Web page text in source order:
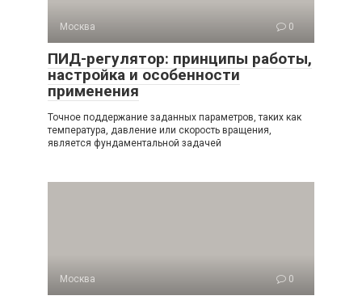
Москва 0
ПИД-регулятор: принципы работы,
настройка и особенности
применения
Точное поддержание заданных параметров, таких как
температура, давление или скорость вращения,
является фундаментальной задачей
Москва 0